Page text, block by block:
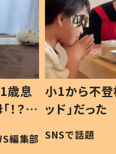
歳息
？」
編集部
小1から不登
ッド」だっ
作り続ける
#令和の子
SNSで話題